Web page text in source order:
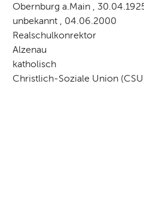
Obernburg a.Main ,
unbekannt , 04.06.2000
Realschulkonrektor
Alzenau
katholisch
Christlich-Soziale Union